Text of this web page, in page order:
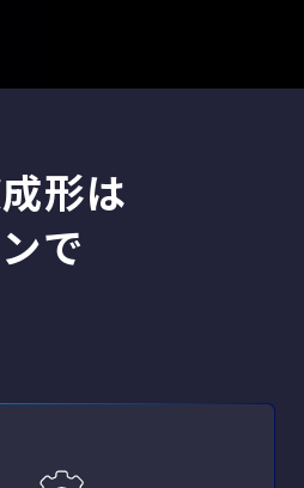
形は
で